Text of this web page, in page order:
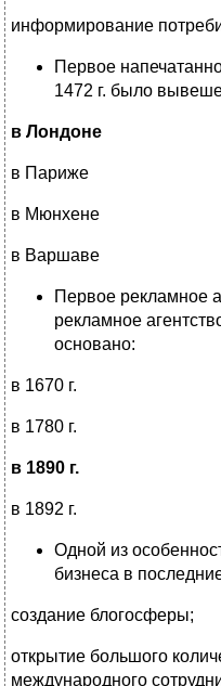
информирование
Первое
1472 г. было
в Лондоне
в Париже
в Мюнхене
в Варшаве
Первое рекламное
рекламное
основано:
в 1670 г.
в 1780 г.
в 1890 г.
в 1892 г.
Одной из
бизнеса в
создание блогосферы;
открытие большого
международного